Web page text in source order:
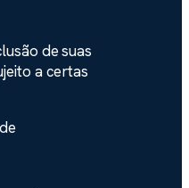
de suas
a certas